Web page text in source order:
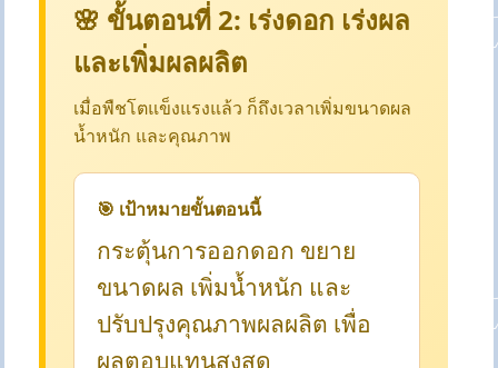
🌸 ขั้นตอนที่ 2: เร่งดอก เร่งผล
และเพิ่มผลผลิต
เมื่อพืชโตแข็งแรงแล้ว ก็ถึงเวลาเพิ่มขนาดผล
น้ำหนัก และคุณภาพ
🎯 เป้าหมายขั้นตอนนี้
กระตุ้นการออกดอก ขยาย
ขนาดผล เพิ่มน้ำหนัก และ
ปรับปรุงคุณภาพผลผลิต เพื่อ
ผลตอบแทนสูงสุด